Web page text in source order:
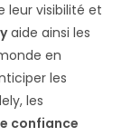
leur visibilité et
aide ainsi les
en
les
les
confiance